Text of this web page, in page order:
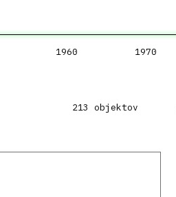
1960 1970
213 objektov